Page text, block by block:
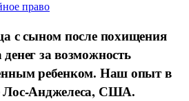
право
с сыном после похищения
за возможность
ребенком. Наш опыт в
Лос-Анджелеса, США.